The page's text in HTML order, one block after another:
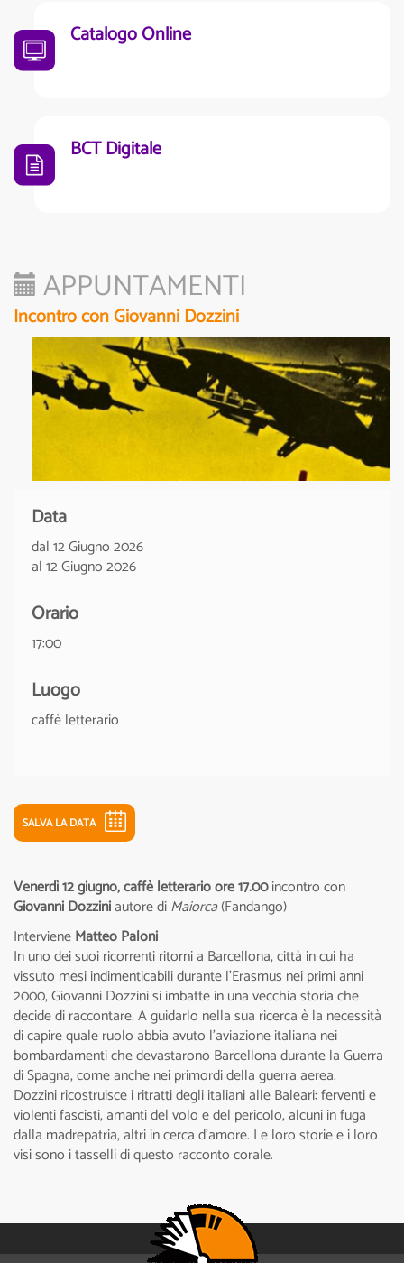
Catalogo Online
BCT Digitale
APPUNTAMENTI
Incontro con Giovanni Dozzini
Data
dal 12 Giugno 2026
al 12 Giugno 2026
Orario
17:00
Luogo
caffè letterario
SALVA LA DATA
Venerdì 12 giugno, caffè letterario ore 17.00incontro con
Giovanni Dozziniautore diMaiorca(Fandango)
IntervieneMatteo Paloni
In uno dei suoi ricorrenti ritorni a Barcellona, città in cui ha
vissuto mesi indimenticabili durante l’Erasmus nei primi anni
2000, Giovanni Dozzini si imbatte in una vecchia storia che
decide di raccontare. A guidarlo nella sua ricerca è la necessità
di capire quale ruolo abbia avuto l’aviazione italiana nei
bombardamenti che devastarono Barcellona durante la Guerra
di Spagna, come anche nei primordi della guerra aerea.
Dozzini ricostruisce i ritratti degli italiani alle Baleari: ferventi e
violenti fascisti, amanti del volo e del pericolo, alcuni in fuga
dalla madrepatria, altri in cerca d’amore. Le loro storie e i loro
visi sono i tasselli di questo racconto corale.